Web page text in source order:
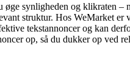
øge synligheden og klikraten –
struktur. Hos WeMarket er
tekstannoncer og kan
op, så du dukker op ved